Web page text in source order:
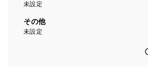
未設定
その他
未設定